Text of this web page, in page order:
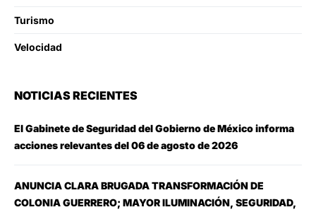
Turismo
Velocidad
NOTICIAS RECIENTES
El Gabinete de Seguridad del Gobierno de México informa
acciones relevantes del 06 de agosto de 2026
ANUNCIA CLARA BRUGADA TRANSFORMACIÓN DE
COLONIA GUERRERO; MAYOR ILUMINACIÓN, SEGURIDAD,